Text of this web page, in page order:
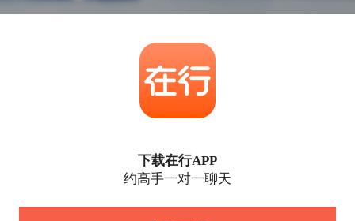
下载在行APP
约高手一对一聊天